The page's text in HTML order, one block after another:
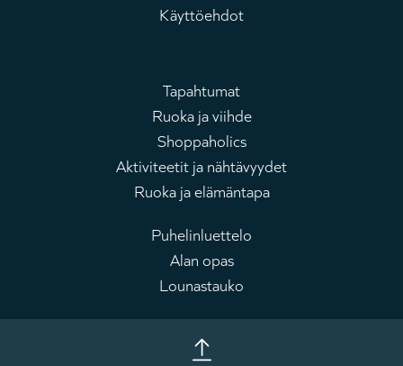
Käyttöehdot
Päävalikko
Tapahtumat
Ruoka ja viihde
Shoppaholics
Aktiviteetit ja nähtävyydet
Ruoka ja elämäntapa
Tulostaulu
Puhelinluettelo
Alan opas
Lounastauko